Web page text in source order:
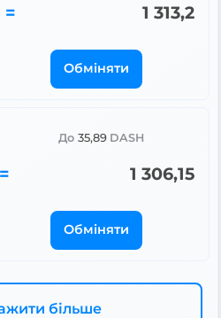
= 1 313,2
Обміняти
До 35,89 DASH
= 1 306,15
Обміняти
більше